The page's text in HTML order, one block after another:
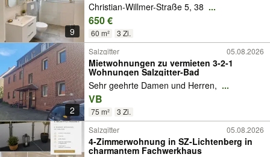
9
Christian-Willmer-Straße 5, 38 ...
650 €
60 m² 3 Zi.
2
Salzgitter 05.08.2026
Mietwohnungen zu vermieten 3-2-1
Wohnungen Salzgitter-Bad
Sehr geehrte Damen und Herren, ...
VB
75 m² 3 Zi.
Salzgitter 05.08.2026
4-Zimmerwohnung in SZ-Lichtenberg in
charmantem Fachwerkhaus